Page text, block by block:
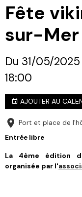
Fête
sur-Mer
Du 31/05/2025
18:00
AJOUTER AU
Port et place de
Entrée libre
La 4ème édition
organisée par l'